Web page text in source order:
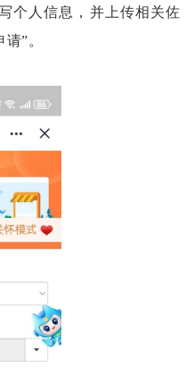
个人信息，并上传相关佐
”。